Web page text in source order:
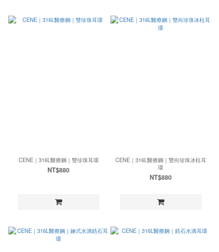
CENE｜316L醫療鋼｜雙珍珠耳環
NT$880
CENE｜316L醫療鋼｜雙向珍珠冰柱耳
環
NT$880